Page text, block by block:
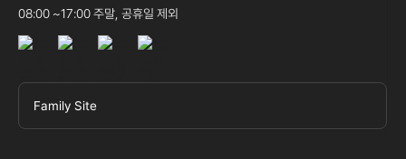
08:00 ~17:00 주말, 공휴일 제외
Family Site